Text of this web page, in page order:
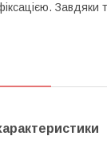
Завдяки